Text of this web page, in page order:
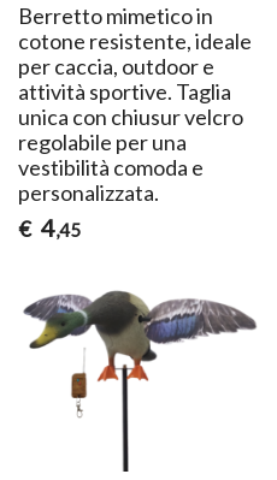
Berretto mimetico in
cotone resistente, ideale
per caccia, outdoor e
attività sportive. Taglia
unica con chiusur velcro
regolabile per una
vestibilità comoda e
personalizzata.
€ 4,45